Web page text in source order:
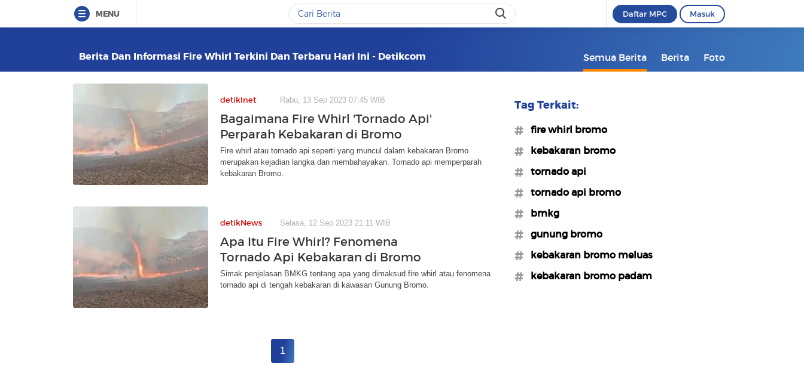
MENU Daftar MPC Masuk
Berita Dan Informasi Fire Whirl Terkini Dan Terbaru Hari Ini - Detikcom Semua Berita Berita Foto
detikInet Rabu, 13 Sep 2023 07:45 WIB
Bagaimana Fire Whirl 'Tornado Api'
Perparah Kebakaran di Bromo
Fire whirl atau tornado api seperti yang muncul dalam kebakaran Bromo
merupakan kejadian langka dan membahayakan. Tornado api memperparah
kebakaran Bromo.
detikNews Selasa, 12 Sep 2023 21:11 WIB
Apa Itu Fire Whirl? Fenomena
Tornado Api Kebakaran di Bromo
Simak penjelasan BMKG tentang apa yang dimaksud fire whirl atau fenomena
tornado api di tengah kebakaran di kawasan Gunung Bromo.
1
Tag Terkait:
#fire whirl bromo
#kebakaran bromo
#tornado api
#tornado api bromo
#bmkg
#gunung bromo
#kebakaran bromo meluas
#kebakaran bromo padam